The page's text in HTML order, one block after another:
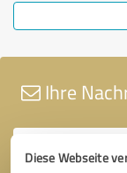
Diese Webseite
Ihre